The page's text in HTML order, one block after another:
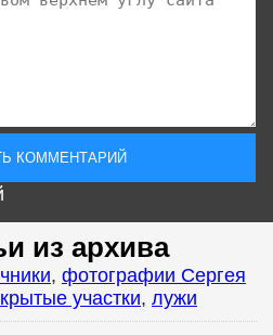
из архива
, фотографии Сергея
участки, лужи